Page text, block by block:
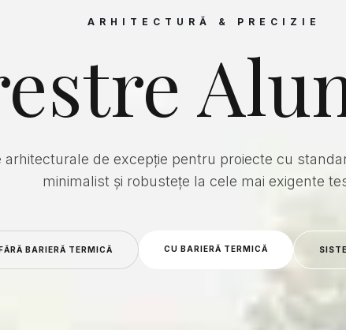
ARHITECTURĂ & PRECIZIE
arhitecturale de excepție pentru proiecte cu
minimalist și robustețe la cele mai exigente
BARIERĂ TERMICĂ CU BARIERĂ TERMICĂ